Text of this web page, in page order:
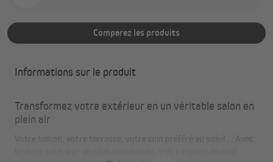
Comparez les produits
Informations sur le produit
Transformez votre extérieur en un véritable salon en
plein air
Votre balcon, votre terrasse, votre coin préféré au soleil… Avec